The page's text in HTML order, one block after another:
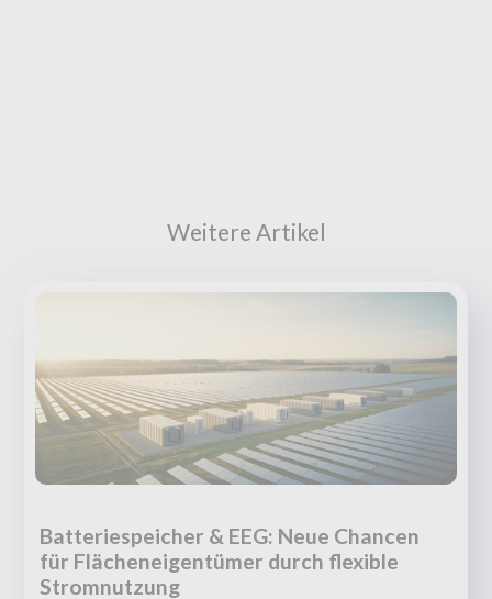
Weitere Artikel
Batteriespeicher & EEG: Neue Chancen
für Flächeneigentümer durch flexible
Stromnutzung